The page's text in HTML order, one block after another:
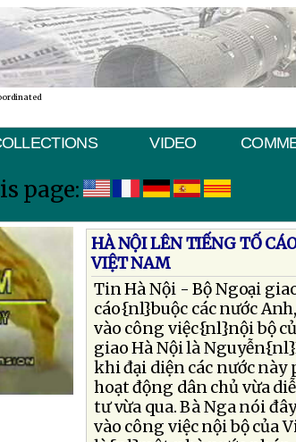
VIDEO
page:
HÀ NỘI LÊN TIẾNG TỐ
VIỆT NAM
Tin Hà Nội - Bộ Ngoại
cáo{nl}buộc các nước
vào công việc{nl}nội bộ
giao Hà Nội là
khi đại diện các nước
hoạt động dân chủ vừa
tư vừa qua. Bà Nga nói
vào công việc nội bộ của